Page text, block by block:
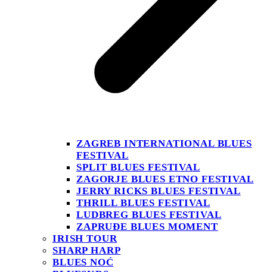
ZAGREB INTERNATIONAL BLUES
FESTIVAL
SPLIT BLUES FESTIVAL
ZAGORJE BLUES ETNO FESTIVAL
JERRY RICKS BLUES FESTIVAL
THRILL BLUES FESTIVAL
LUDBREG BLUES FESTIVAL
ZAPRUĐE BLUES MOMENT
IRISH TOUR
SHARP HARP
BLUES NOĆ